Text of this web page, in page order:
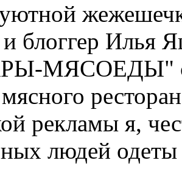
блоггер Илья
МЯСОЕДЫ"
рекламы я,
людей одеты